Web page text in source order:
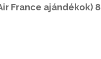
France ajándékok) 8